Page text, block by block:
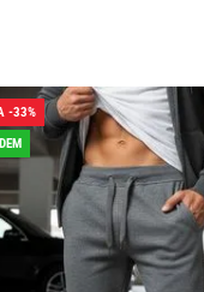
-33%